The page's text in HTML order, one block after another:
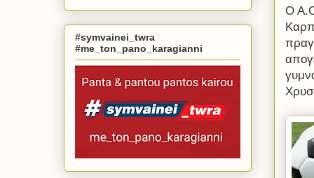
Ο
#symvainei_twra
#me_ton_pano_karagianni